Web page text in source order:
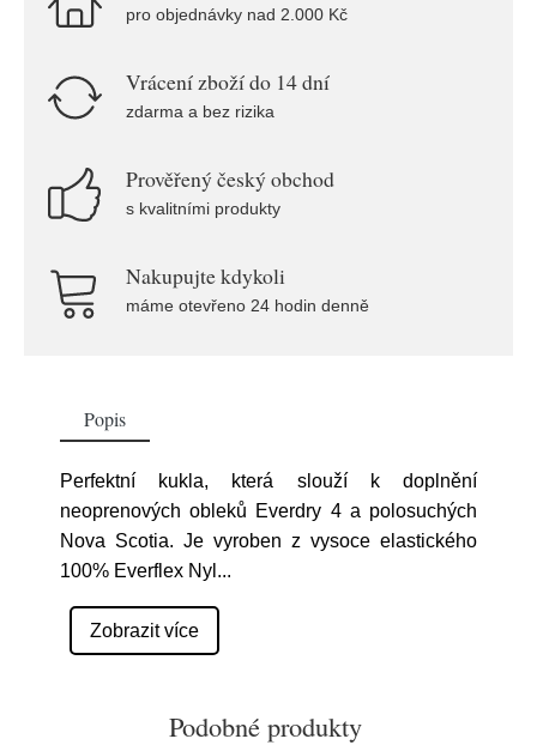
pro objednávky nad 2.000 Kč
Vrácení zboží do 14 dní
zdarma a bez rizika
Prověřený český obchod
s kvalitními produkty
Nakupujte kdykoli
máme otevřeno 24 hodin denně
Popis
Perfektní kukla, která slouží k doplnění
neoprenových obleků Everdry 4 a polosuchých
Nova Scotia. Je vyroben z vysoce elastického
100% Everflex Nyl ...
Zobrazit více
Podobné produkty